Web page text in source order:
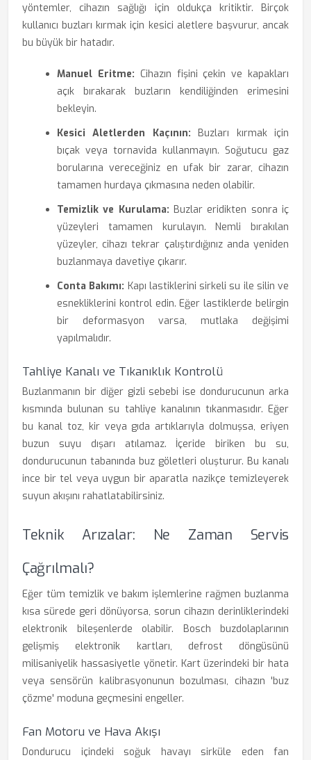
yöntemler, cihazın sağlığı için oldukça kritiktir. Birçok
kullanıcı buzları kırmak için kesici aletlere başvurur, ancak
bu büyük bir hatadır.
Manuel Eritme: Cihazın fişini çekin ve kapakları
açık bırakarak buzların kendiliğinden erimesini
bekleyin.
Kesici Aletlerden Kaçının: Buzları kırmak için
bıçak veya tornavida kullanmayın. Soğutucu gaz
borularına vereceğiniz en ufak bir zarar, cihazın
tamamen hurdaya çıkmasına neden olabilir.
Temizlik ve Kurulama: Buzlar eridikten sonra iç
yüzeyleri tamamen kurulayın. Nemli bırakılan
yüzeyler, cihazı tekrar çalıştırdığınız anda yeniden
buzlanmaya davetiye çıkarır.
Conta Bakımı: Kapı lastiklerini sirkeli su ile silin ve
esnekliklerini kontrol edin. Eğer lastiklerde belirgin
bir deformasyon varsa, mutlaka değişimi
yapılmalıdır.
Tahliye Kanalı ve Tıkanıklık Kontrolü
Buzlanmanın bir diğer gizli sebebi ise dondurucunun arka
kısmında bulunan su tahliye kanalının tıkanmasıdır. Eğer
bu kanal toz, kir veya gıda artıklarıyla dolmuşsa, eriyen
buzun suyu dışarı atılamaz. İçeride biriken bu su,
dondurucunun tabanında buz göletleri oluşturur. Bu kanalı
ince bir tel veya uygun bir aparatla nazikçe temizleyerek
suyun akışını rahatlatabilirsiniz.
Teknik Arızalar: Ne Zaman Servis
Çağrılmalı?
Eğer tüm temizlik ve bakım işlemlerine rağmen buzlanma
kısa sürede geri dönüyorsa, sorun cihazın derinliklerindeki
elektronik bileşenlerde olabilir. Bosch buzdolaplarının
gelişmiş elektronik kartları, defrost döngüsünü
milisaniyelik hassasiyetle yönetir. Kart üzerindeki bir hata
veya sensörün kalibrasyonunun bozulması, cihazın 'buz
çözme' moduna geçmesini engeller.
Fan Motoru ve Hava Akışı
Dondurucu içindeki soğuk havayı sirküle eden fan